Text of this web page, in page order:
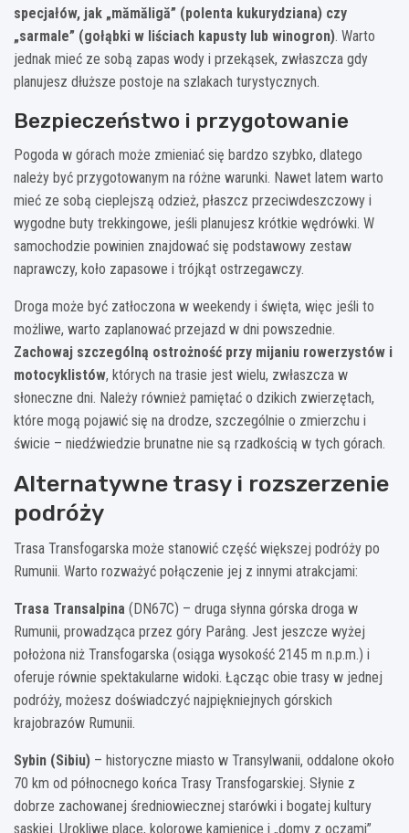
specjałów, jak „mămăligă” (polenta kukurydziana) czy
„sarmale” (gołąbki w liściach kapusty lub winogron). Warto
jednak mieć ze sobą zapas wody i przekąsek, zwłaszcza gdy
planujesz dłuższe postoje na szlakach turystycznych.
Bezpieczeństwo i przygotowanie
Pogoda w górach może zmieniać się bardzo szybko, dlatego
należy być przygotowanym na różne warunki. Nawet latem warto
mieć ze sobą cieplejszą odzież, płaszcz przeciwdeszczowy i
wygodne buty trekkingowe, jeśli planujesz krótkie wędrówki. W
samochodzie powinien znajdować się podstawowy zestaw
naprawczy, koło zapasowe i trójkąt ostrzegawczy.
Droga może być zatłoczona w weekendy i święta, więc jeśli to
możliwe, warto zaplanować przejazd w dni powszednie.
Zachowaj szczególną ostrożność przy mijaniu rowerzystów i
motocyklistów, których na trasie jest wielu, zwłaszcza w
słoneczne dni. Należy również pamiętać o dzikich zwierzętach,
które mogą pojawić się na drodze, szczególnie o zmierzchu i
świcie – niedźwiedzie brunatne nie są rzadkością w tych górach.
Alternatywne trasy i rozszerzenie
podróży
Trasa Transfogarska może stanowić część większej podróży po
Rumunii. Warto rozważyć połączenie jej z innymi atrakcjami:
Trasa Transalpina (DN67C) – druga słynna górska droga w
Rumunii, prowadząca przez góry Parâng. Jest jeszcze wyżej
położona niż Transfogarska (osiąga wysokość 2145 m n.p.m.) i
oferuje równie spektakularne widoki. Łącząc obie trasy w jednej
podróży, możesz doświadczyć najpiękniejnych górskich
krajobrazów Rumunii.
Sybin (Sibiu) – historyczne miasto w Transylwanii, oddalone około
70 km od północnego końca Trasy Transfogarskiej. Słynie z
dobrze zachowanej średniowiecznej starówki i bogatej kultury
saskiej. Urokliwe place, kolorowe kamienice i „domy z oczami”